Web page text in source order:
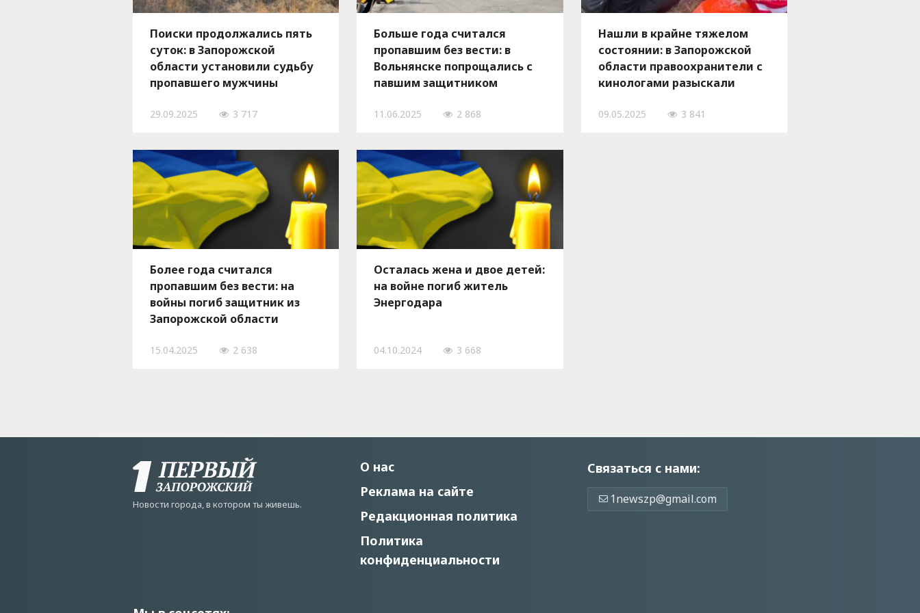
Поиски продолжались пять
суток: в Запорожской
области установили судьбу
пропавшего мужчины
29.09.2025 3 717
Больше года считался
пропавшим без вести: в
Вольнянске попрощались с
павшим защитником
11.06.2025 2 868
Нашли в крайне тяжелом
состоянии: в Запорожской
области правоохранители с
кинологами разыскали
09.05.2025 3 841
Более года считался
пропавшим без вести: на
войны погиб защитник из
Запорожской области
15.04.2025 2 638
Осталась жена и двое детей:
на войне погиб житель
Энергодара
04.10.2024 3 668
Новости города, в котором ты живешь.
О нас
Реклама на сайте
Редакционная политика
Политика
конфиденциальности
Связаться с нами:
1newszp@gmail.com